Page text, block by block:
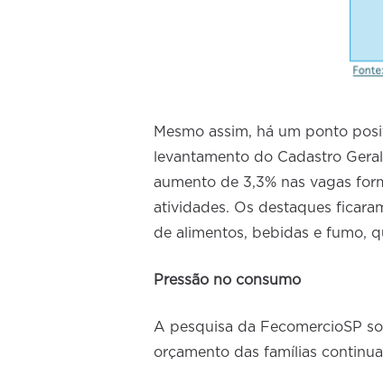
Mesmo assim, há um ponto
levantamento do Cadastro
aumento de 3,3% nas vagas
atividades. Os destaques
de alimentos, bebidas e fumo,
Pressão no consumo
A pesquisa da FecomercioSP
orçamento das famílias